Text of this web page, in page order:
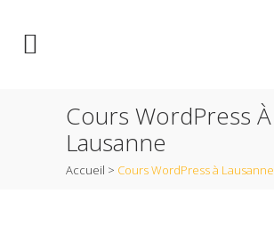
Cours WordPress À
Lausanne
Accueil > Cours WordPress à Lausanne